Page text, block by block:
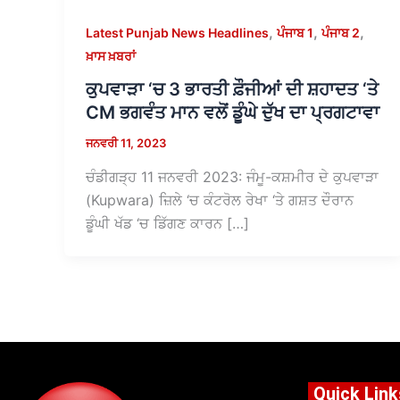
Latest Punjab News Headlines,ਪੰਜਾਬ 1,ਪੰਜਾਬ 2,
ਖ਼ਾਸ ਖ਼ਬਰਾਂ
ਕੁਪਵਾੜਾ ‘ਚ 3 ਭਾਰਤੀ ਫ਼ੌਜੀਆਂ ਦੀ ਸ਼ਹਾਦਤ ‘ਤੇ
CM ਭਗਵੰਤ ਮਾਨ ਵਲੋਂ ਡੂੰਘੇ ਦੁੱਖ ਦਾ ਪ੍ਰਗਟਾਵਾ
ਜਨਵਰੀ 11, 2023
ਚੰਡੀਗੜ੍ਹ 11 ਜਨਵਰੀ 2023: ਜੰਮੂ-ਕਸ਼ਮੀਰ ਦੇ ਕੁਪਵਾੜਾ
(Kupwara) ਜ਼ਿਲੇ ‘ਚ ਕੰਟਰੋਲ ਰੇਖਾ ‘ਤੇ ਗਸ਼ਤ ਦੌਰਾਨ
ਡੂੰਘੀ ਖੱਡ ‘ਚ ਡਿੱਗਣ ਕਾਰਨ […]
Quick